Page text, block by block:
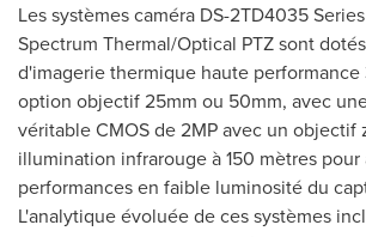
Les systèmes caméra DS-2TD4035
Spectrum Thermal/Optical PTZ sont
d'imagerie thermique haute
option objectif 25mm ou 50mm, avec
véritable CMOS de 2MP avec un
illumination infrarouge à 150 mètres
performances en faible luminosité du
L'analytique évoluée de ces systèmes